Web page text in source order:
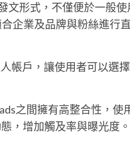
文形式，不僅便於一般使
企業及品牌與粉絲進行
帳戶，讓使用者可以選
之間擁有高整合性，使
，增加觸及率與曝光度。